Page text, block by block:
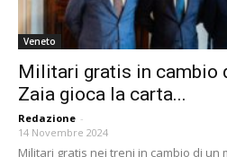
Veneto
Militari gratis in cambio
Zaia gioca la carta...
Redazione -
14 Novembre 2024
Militari gratis nei treni in cambio di un